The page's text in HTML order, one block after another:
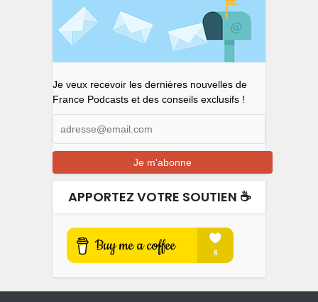
Je veux recevoir les dernières nouvelles de
France Podcasts et des conseils exclusifs !
APPORTEZ VOTRE SOUTIEN ☕️